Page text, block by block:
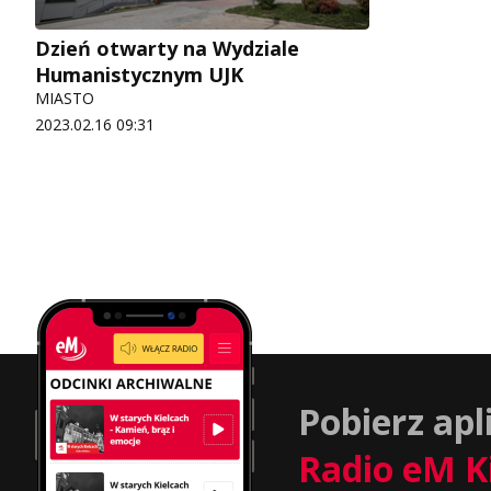
Dzień otwarty na Wydziale
Humanistycznym UJK
MIASTO
2023.02.16 09:31
Pobierz
Radio eM